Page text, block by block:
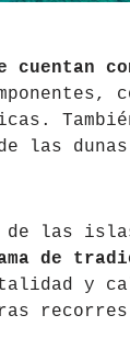
cuentan
las dunas
de las
de
y